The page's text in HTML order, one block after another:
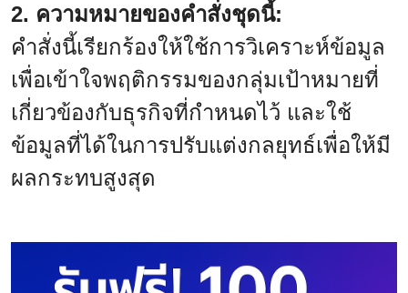
2. ความหมายของคำสั่่งชุดนี้:
คำสั่งนี้เรียกร้องให้ใช้การวิเคราะห์ข้อมูล
เพื่อเข้าใจพฤติกรรมของกลุ่มเป้าหมายที่
เกี่ยวข้องกับธุรกิจที่กำหนดไว้ และใช้
ข้อมูลที่ได้ในการปรับแต่งกลยุทธ์เพื่อให้มี
ผลกระทบสูงสุด